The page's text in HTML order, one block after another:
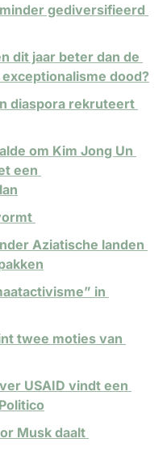
gediversifieerd
dit jaar beter dan de
dood?
diaspora rekruteert
om Kim Jong Un
een
Aziatische landen
in
twee moties van
USAID vindt een
Musk daalt